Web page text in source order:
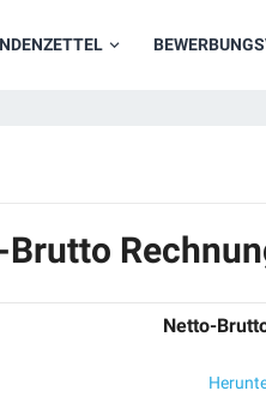
Netto-